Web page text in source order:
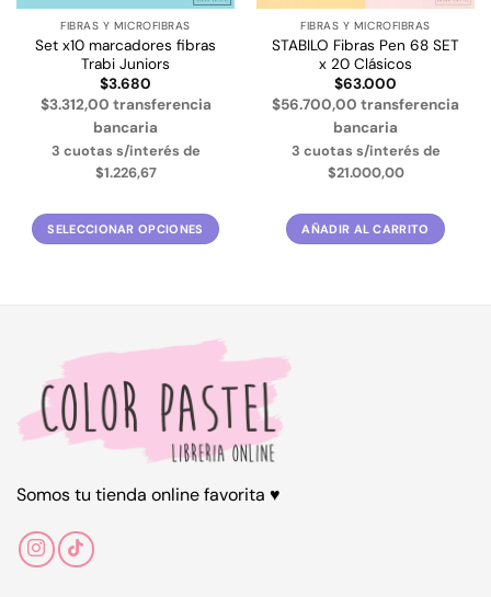
FIBRAS Y MICROFIBRAS
Set x10 marcadores fibras
Trabi Juniors
$3.680
$3.312,00 transferencia
bancaria
3 cuotas s/interés de
$1.226,67
SELECCIONAR OPCIONES
variantes.
opciones
se
elegir
en
la
FIBRAS Y MICROFIBRAS
STABILO Fibras Pen 68 SET
x 20 Clásicos
$63.000
$56.700,00 transferencia
bancaria
3 cuotas s/interés de
$21.000,00
AÑADIR AL CARRITO
Somos tu tienda online favorita ♥